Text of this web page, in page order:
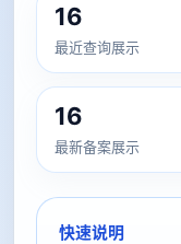
16
最近查询展示
16
最新备案展示
快速说明